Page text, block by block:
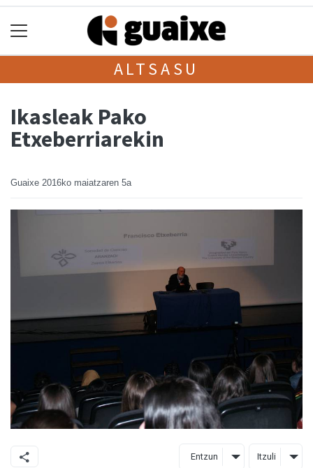
ALTSASU
Ikasleak Pako
Etxeberriarekin
Guaixe 2016ko maiatzaren 5a
Entzun Itzuli